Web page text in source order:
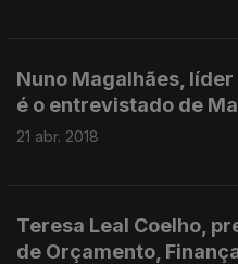
Nuno Magalhães, líder
é o entrevistado de
21 abr. 2018
Teresa Leal Coelho,
de Orçamento,